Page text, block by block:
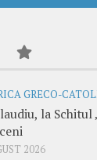
GRECO-
la Schitul
2026